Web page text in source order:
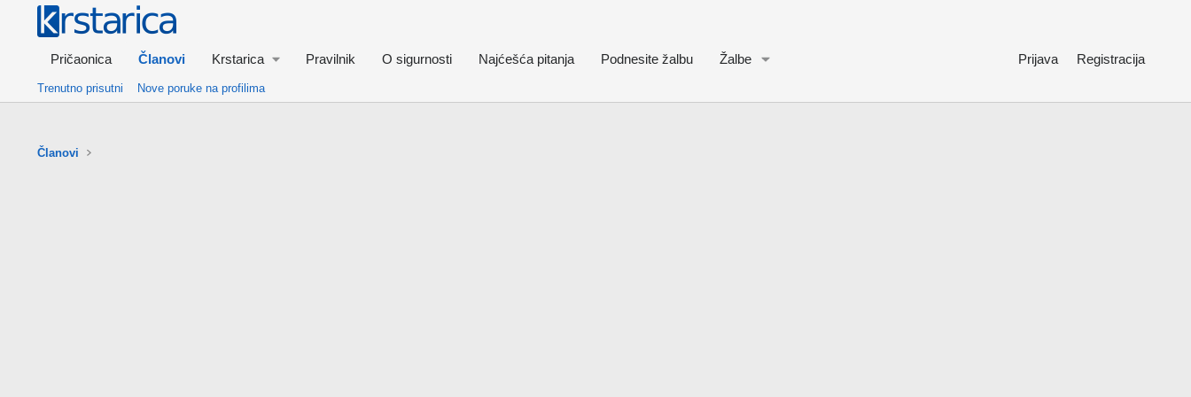
Pričaonica Članovi Krstarica Pravilnik O sigurnosti Najćešća pitanja Podnesite žalbu Žalbe Prijava Registracija
Trenutno prisutni Nove poruke na profilima
Članovi